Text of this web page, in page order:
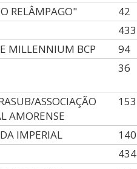
RELÂMPAGO"
42
433
MILLENNIUM BCP
94
36
ASSOCIAÇÃO
AMORENSE
153
IMPERIAL
140
434